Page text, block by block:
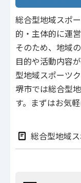
総合型地域スポ
的・主体的に運
そのため、地域
目的や活動内容
型地域スポーツ
堺市では総合型
す。まずはお気
総合型地域